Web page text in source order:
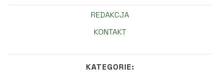
REDAKCJA
KONTAKT
KATEGORIE: